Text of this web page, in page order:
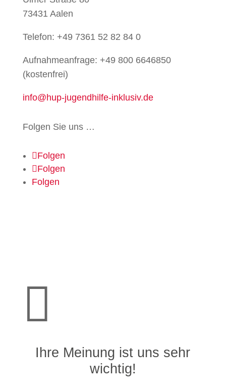
73431 Aalen
Telefon: +49 7361 52 82 84 0
Aufnahmeanfrage: +49 800 6646850
(kostenfrei)
info@hup-jugendhilfe-inklusiv.de
Folgen Sie uns …
Folgen
Folgen
Folgen

Ihre Meinung ist uns sehr
wichtig!